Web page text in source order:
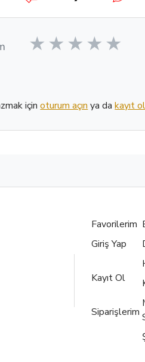
içinoturum açın ya dakayıt
Favorilerim
Giriş Yap
Kayıt Ol
Siparişlerim